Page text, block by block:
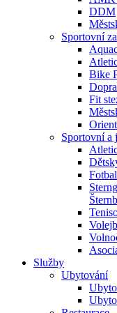
DDM
Sportovní
Bike
Fit
Sportovní a
Služby
Ubytování